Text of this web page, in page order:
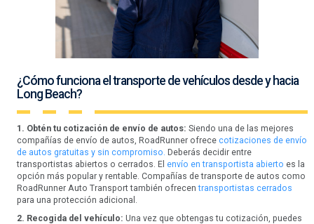
¿Cómo funciona el transporte de vehículos desde y hacia
Long Beach?
1. Obtén tu cotización de envío de autos: Siendo una de las mejores
compañías de envío de autos, RoadRunner ofrece cotizaciones de envío
de autos gratuitas y sin compromiso. Deberás decidir entre
transportistas abiertos o cerrados. El envío en transportista abierto es la
opción más popular y rentable. Compañías de transporte de autos como
RoadRunner Auto Transport también ofrecentransportistas cerrados
para una protección adicional.
2. Recogida del vehículo: Una vez que obtengas tu cotización, puedes